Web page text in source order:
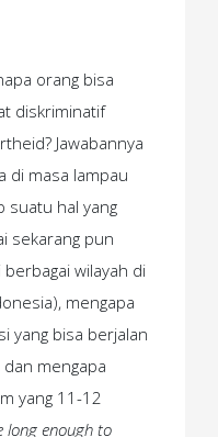
orang bisa
diskriminatif
Jawabannya
di masa lampau
suatu hal yang
sekarang pun
wilayah di
mengapa
yang bisa berjalan
mengapa
yang 11-12
long enough to